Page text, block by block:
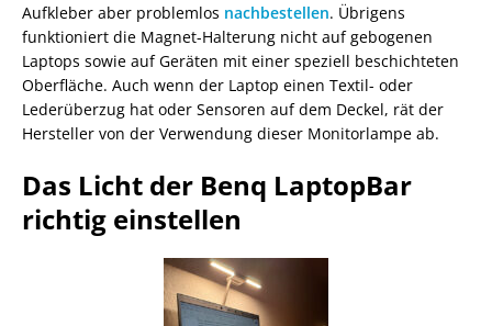
Aufkleber aber problemlos nachbestellen. Übrigens
funktioniert die Magnet-Halterung nicht auf gebogenen
Laptops sowie auf Geräten mit einer speziell beschichteten
Oberfläche. Auch wenn der Laptop einen Textil- oder
Lederüberzug hat oder Sensoren auf dem Deckel, rät der
Hersteller von der Verwendung dieser Monitorlampe ab.
Das Licht der Benq LaptopBar
richtig einstellen